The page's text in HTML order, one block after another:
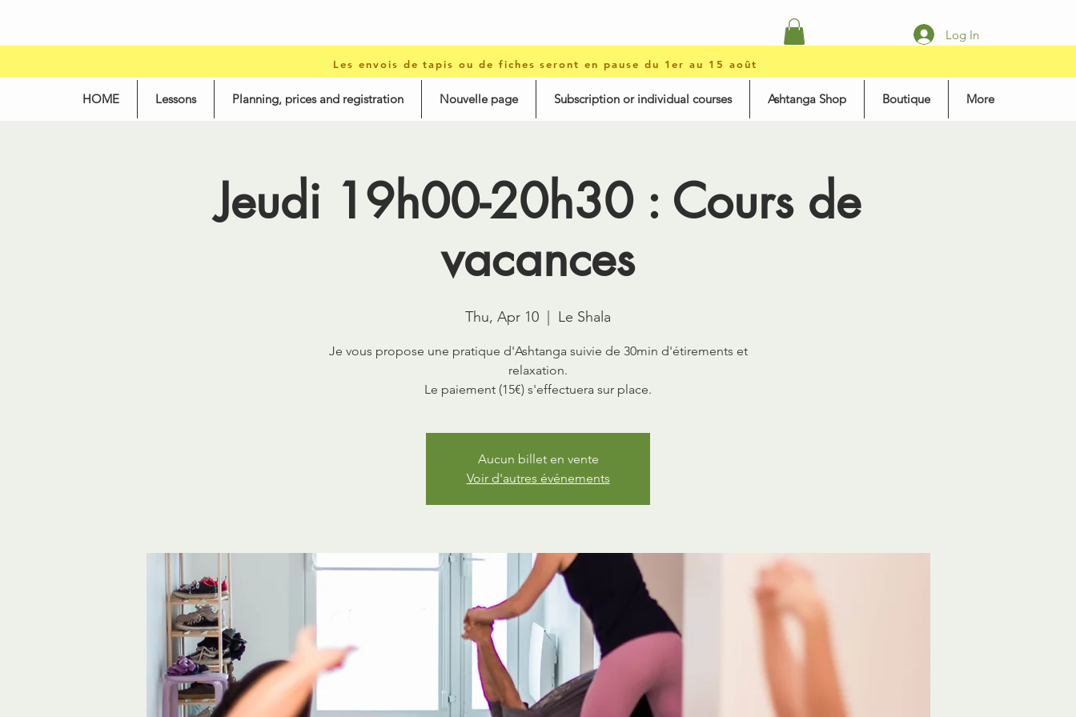
Log In
Les envois de tapis ou de fiches seront en pause du 1er au 15 août
HOME Lessons Planning, prices and registration Nouvelle page Subscription or individual courses Ashtanga Shop Boutique More
Jeudi 19h00-20h30 : Cours de
vacances
Thu, Apr 10 Le Shala
Je vous propose une pratique d'Ashtanga suivie de 30min d'étirements et
relaxation.
Le paiement (15€) s'effectuera sur place.
Aucun billet en vente
Voir d'autres événements